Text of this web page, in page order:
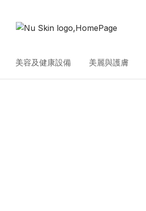
美容及健康設備 美麗與護膚